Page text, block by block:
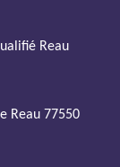
Reau
Reau 77550